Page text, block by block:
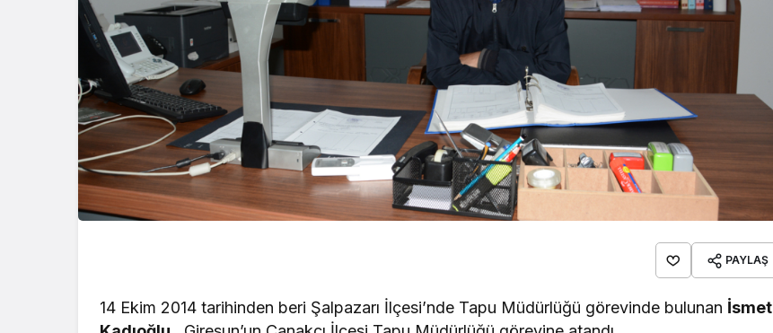
PAYLAŞ
14 Ekim 2014 tarihinden beri Şalpazarı İlçesi’nde Tapu Müdürlüğü görevinde bulunan İsmet